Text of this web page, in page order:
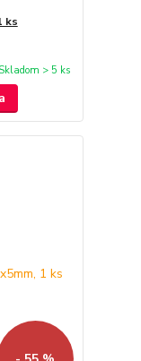
ks
Skladom > 5 ks